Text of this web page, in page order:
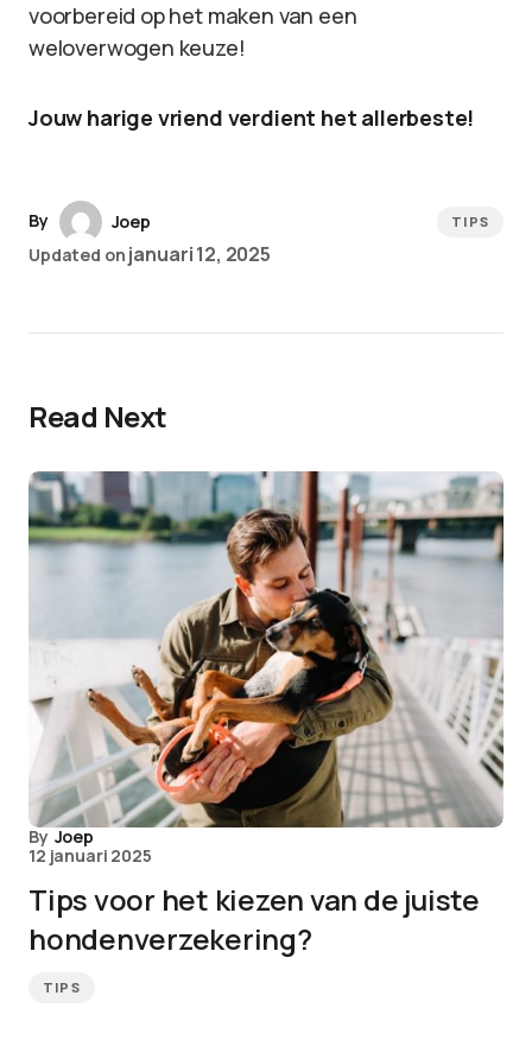
voorbereid op het maken van een
weloverwogen keuze!
Jouw harige vriend verdient het allerbeste!
By
Joep
Updated on januari 12, 2025
TIPS
Read Next
By Joep
12 januari 2025
Tips voor het kiezen van de juiste
hondenverzekering?
TIPS